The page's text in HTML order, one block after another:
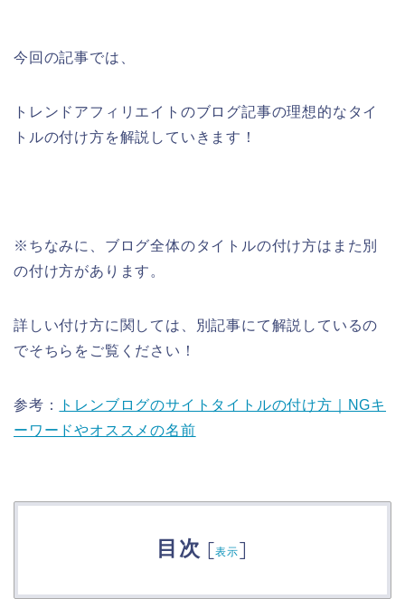
今回の記事では、
トレンドアフィリエイトのブログ記事の理想的なタイ
トルの付け方を解説していきます！
※ちなみに、ブログ全体のタイトルの付け方はまた別
の付け方があります。
詳しい付け方に関しては、別記事にて解説しているの
でそちらをご覧ください！
参考：
トレンブログのサイトタイトルの付け方｜NGキ
ーワードやオススメの名前
目次 [表示]